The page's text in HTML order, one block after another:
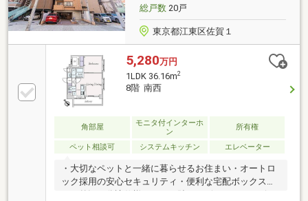
総戸数20戸
東京都江東区佐賀１
5,280万円
1LDK 36.16m2
8階 南西
角部屋
モニタ付インターホ
ン
所有権
ペット相談可 システムキッチン エレベーター
・大切なペットと一緒に暮らせるお住まい・オートロ
ック採用の安心セキュリティ・便利な宅配ボックスあ